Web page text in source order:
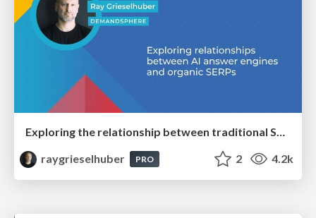
raygrieselhuber
PRO 2 4.2k